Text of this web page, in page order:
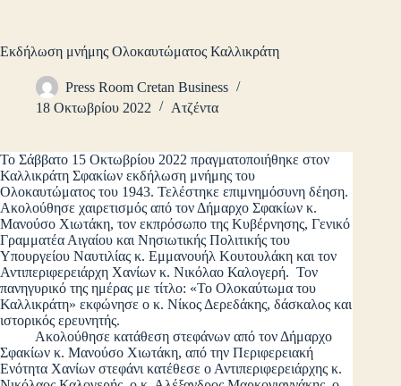
Εκδήλωση μνήμης Ολοκαυτώματος Καλλικράτη
Press Room Cretan Business
18 Οκτωβρίου 2022
Ατζέντα
Το Σάββατο 15 Οκτωβρίου 2022 πραγματοποιήθηκε στον
Καλλικράτη Σφακίων εκδήλωση μνήμης του
Ολοκαυτώματος του 1943. Τελέστηκε επιμνημόσυνη δέηση.
Ακολούθησε χαιρετισμός από τον Δήμαρχο Σφακίων κ.
Μανούσο Χιωτάκη, τον εκπρόσωπο της Κυβέρνησης, Γενικό
Γραμματέα Αιγαίου και Νησιωτικής Πολιτικής του
Υπουργείου Ναυτιλίας κ. Εμμανουήλ Κουτουλάκη και τον
Αντιπεριφερειάρχη Χανίων κ. Νικόλαο Καλογερή. Τον
πανηγυρικό της ημέρας με τίτλο: «Το Ολοκαύτωμα του
Καλλικράτη» εκφώνησε ο κ. Νίκος Δερεδάκης, δάσκαλος και
ιστορικός ερευνητής.
Ακολούθησε κατάθεση στεφάνων από τον Δήμαρχο
Σφακίων κ. Μανούσο Χιωτάκη, από την Περιφερειακή
Ενότητα Χανίων στεφάνι κατέθεσε ο Αντιπεριφερειάρχης κ.